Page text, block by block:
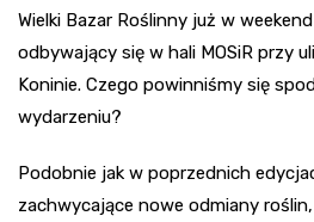
Wielki Bazar Roślinny już w
odbywający się w hali MOSiR przy
Koninie. Czego powinniśmy się
wydarzeniu?
Podobnie jak w poprzednich
zachwycające nowe odmiany